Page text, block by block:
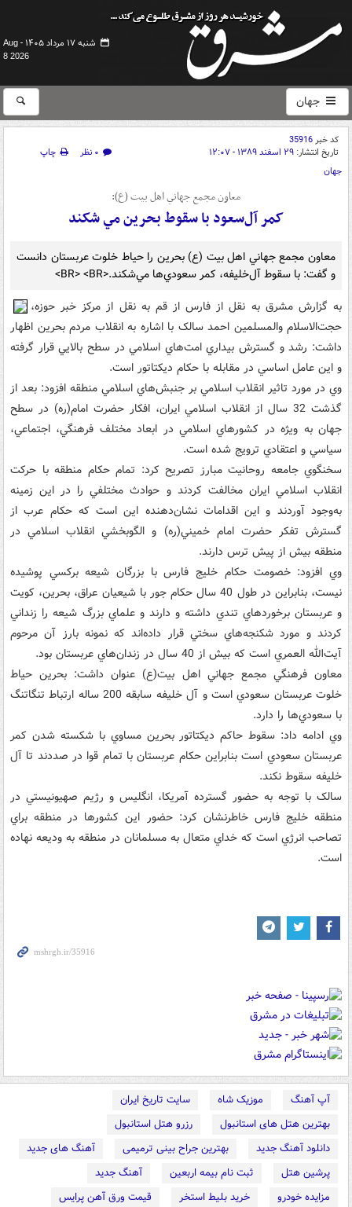
شنبه ۱۷ مرداد ۱۴۰۵ -
Aug
8 2026
جهان
کد خبر35916
تاریخ انتشار: ۲۹ اسفند ۱۳۸۹ - ۱۲:۰۷ ۰ نظر
چاپ
جهان
معاون مجمع جهاني اهل بيت ‌(ع):
کمر آل‌سعود با سقوط بحرين‌ مي شکند
معاون مجمع جهاني اهل بيت ‌(ع) بحرين را حياط خلوت عربستان دانست
و گفت: با سقوط آل‌خليفه، کمر سعودي‌ها مي‌شکند.<BR> <BR>
به گزارش مشرق به نقل از فارس از قم به نقل از مرکز خبر حوزه،
حجت‌الاسلام والمسلمين احمد سالک با اشاره به انقلاب مردم بحرين اظهار
داشت: رشد و گسترش بيداري امت‌هاي اسلامي در سطح بالايي قرار گرفته
و اين عامل اساسي در مقابله با حکام ديکتاتور است.
وي در مورد تاثير انقلاب اسلامي بر جنبش‌هاي اسلامي منطقه افزود: بعد از
گذشت 32 سال از انقلاب اسلامي ايران، افکار حضرت امام(ره) در سطح
جهان به ويژه در کشور‌هاي اسلامي در ابعاد مختلف فرهنگي، اجتماعي،
سياسي و اعتقادي ترويج شده است.
سخنگوي جامعه روحانيت مبارز تصريح کرد: تمام حکام منطقه با حرکت
انقلاب اسلامي ايران مخالفت کردند و حوادث مختلفي را در اين زمينه
به‌وجود آوردند و اين اقدامات نشان‌دهنده اين است که حکام عرب از
گسترش تفکر حضرت امام خميني(ره) و الگو‌بخشي انقلاب اسلامي در
منطقه بيش از پيش ترس دارند.
وي افزود: خصومت حکام خليج فارس با بزرگان شيعه برکسي پوشيده
نيست، بنابر‌اين در طول 40 سال حکام جور با شيعيان عراق، بحرين، کويت
و عربستان برخوردهاي تندي داشته و دارند و علماي بزرگ شيعه را زنداني
کردند و مورد شکنجه‌هاي سختي قرار داده‌اند که نمونه بارز آن مرحوم
آيت‌الله العمري است که بيش از 40 سال در زندان‌هاي عربستان بود.
معاون فرهنگي مجمع جهاني اهل بيت‌(ع) عنوان داشت: بحرين حياط
خلوت عربستان سعودي است و آل خليفه سابقه 200 ساله ارتباط تنگاتنگ
با سعودي‌ها را دارد.
وي ادامه داد: سقوط حاکم ديکتاتور بحرين مساوي با شکسته شدن کمر
عربستان سعودي است بنابر‌اين حکام عربستان با تمام قوا در‌ صددند تا آل
خليفه سقوط نکند.
سالک با توجه به حضور گسترده آمريکا، انگليس و رژيم صهيونيستي در
منطقه خليج فارس خاطرنشان کرد: حضور اين کشورها در منطقه براي
تصاحب انرژي است که خداي متعال به مسلمانان در منطقه به وديعه نهاده
است.
آپ آهنگ موزیک شاه
سایت تاریخ ایران
بهترین هتل های استانبول
رزرو هتل استانبول
دانلود آهنگ جدید
بهترین جراح بینی ترمیمی
آهنگ های جدید
پرشین هتل
ثبت نام بیمه اربعین
آهنگ جدید
مزایده خودرو
خرید بلیط استخر
قیمت ورق آهن پرایس